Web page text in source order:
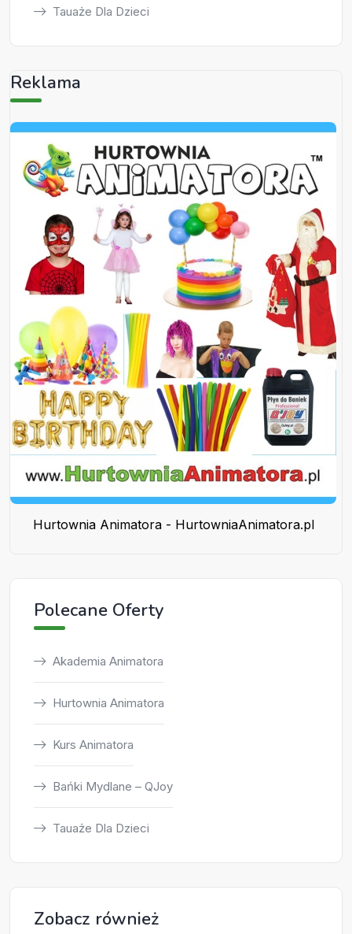
Tauaże Dla Dzieci
Reklama
Hurtownia Animatora - HurtowniaAnimatora.pl
Polecane Oferty
Akademia Animatora
Hurtownia Animatora
Kurs Animatora
Bańki Mydlane – QJoy
Tauaże Dla Dzieci
Zobacz również